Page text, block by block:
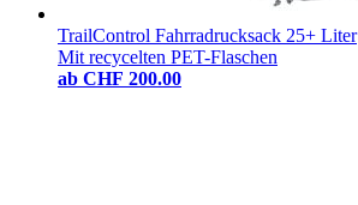
TrailControl Fahrradrucksack 25+ Liter
Mit recycelten PET-Flaschen
ab CHF 200.00